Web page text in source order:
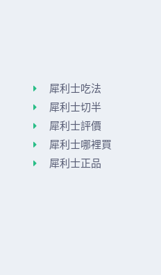
犀利士吃法
犀利士切半
犀利士評價
犀利士哪裡買
犀利士正品